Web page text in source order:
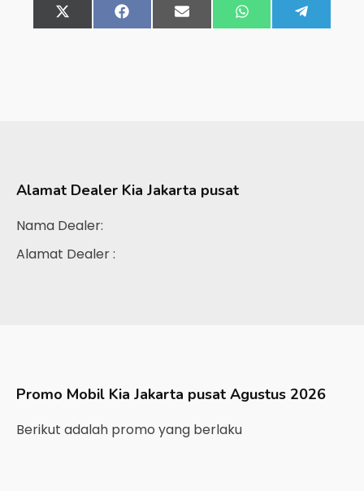
Share
on
X
(Twitter)
Share
on
FacebookShare
on
Email Share
on
WhatsApp
on
Alamat Dealer Kia Jakarta pusat
Nama Dealer:
Alamat Dealer :
Promo Mobil Kia Jakarta pusat Agustus 2026
Berikut adalah promo yang berlaku